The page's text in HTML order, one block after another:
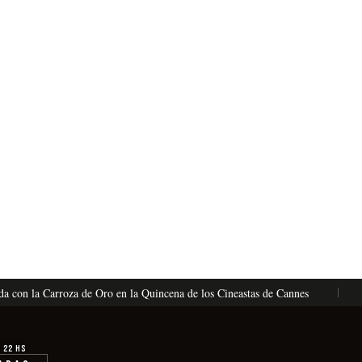
la Carroza de Oro en la Quincena de los Cineastas de Cannes
hs